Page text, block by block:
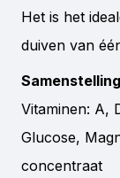
Het is het
duiven van
Vitaminen: A,
Glucose,
concentraat